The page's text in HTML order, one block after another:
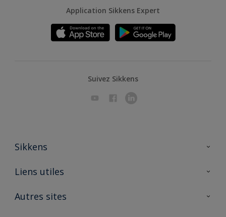
Application Sikkens Expert
Suivez Sikkens
Sikkens
A propos de Sikkens
Liens utiles
Ouvrir un magasin PASS
Autres sites